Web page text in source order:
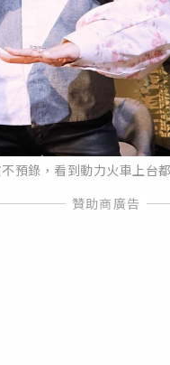
預錄，看到動力火車上台